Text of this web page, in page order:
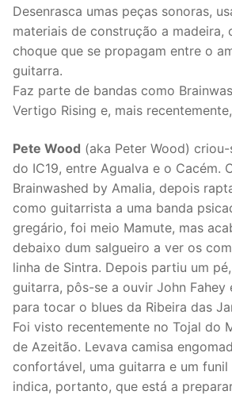
Desenrasca umas peças sonoras,
materiais de construção a madeira,
choque que se propagam entre o
guitarra.
Faz parte de bandas como
Vertigo Rising e, mais
Pete Wood (aka Peter Wood)
do IC19, entre Agualva e o Cacém.
Brainwashed by Amalia, depois
como guitarrista a uma banda
gregário, foi meio Mamute, mas
debaixo dum salgueiro a ver os
linha de Sintra. Depois partiu um
guitarra, pôs-se a ouvir John Fahey
para tocar o blues da Ribeira das
Foi visto recentemente no Tojal do
de Azeitão. Levava camisa
confortável, uma guitarra e um funil
indica, portanto, que está a